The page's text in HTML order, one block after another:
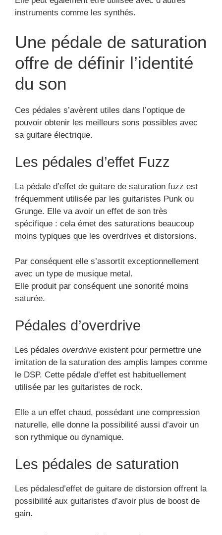
instruments comme les synthés.
Une pédale de saturation
offre de définir l’identité
du son
Ces pédales s’avèrent utiles dans l’optique de
pouvoir obtenir les meilleurs sons possibles avec
sa guitare électrique.
Les pédales d’effet Fuzz
La pédale d’effet de guitare de saturation fuzz est
fréquemment utilisée par les guitaristes Punk ou
Grunge. Elle va avoir un effet de son très
spécifique : cela émet des saturations beaucoup
moins typiques que les overdrives et distorsions.
Par conséquent elle s’assortit exceptionnellement
avec un type de musique metal.
Elle produit par conséquent une sonorité moins
saturée.
Pédales d’overdrive
Les pédales overdrive existent pour permettre une
imitation de la saturation des amplis lampes comme
le DSP. Cette pédale d’effet est habituellement
utilisée par les guitaristes de rock.
Elle a un effet chaud, possédant une compression
naturelle, elle donne la possibilité aussi d’avoir un
son rythmique ou dynamique.
Les pédales de saturation
Les pédalesd’effet de guitare de distorsion offrent la
possibilité aux guitaristes d’avoir plus de boost de
gain.